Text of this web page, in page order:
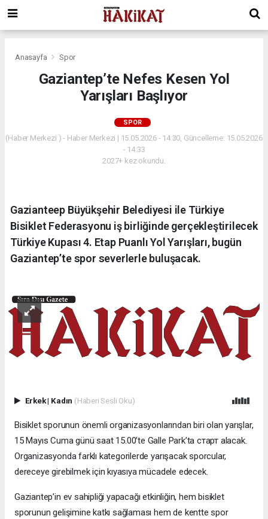
Anasayfa Spor
Gaziantep’te Nefes Kesen Yol
Yarışları Başlıyor
SPOR
(Haber Merkezi ) - Haber Merkezi | 15.05.2026 - 14:30, Güncelleme: 15.05.2026
- 14:33
2027+ kez okundu.
Gazianteep Büyükşehir Belediyesi ile Türkiye
Bisiklet Federasyonu iş birliğinde gerçekleştirilecek
Türkiye Kupası 4. Etap Puanlı Yol Yarışları, bugün
Gaziantep’te spor severlerle buluşacak.
Erkek| Kadın (Haberi Sesli Oku)
Bisiklet sporunun önemli organizasyonlarından biri olan yarışlar,
15 Mayıs Cuma günü saat 15.00’te Galle Park’ta старт alacak.
Organizasyonda farklı kategorilerde yarışacak sporcular,
dereceye girebilmek için kıyasıya mücadele edecek.
Gaziantep’in ev sahipliği yapacağı etkinliğin, hem bisiklet
sporunun gelişimine katkı sağlaması hem de kentte spor